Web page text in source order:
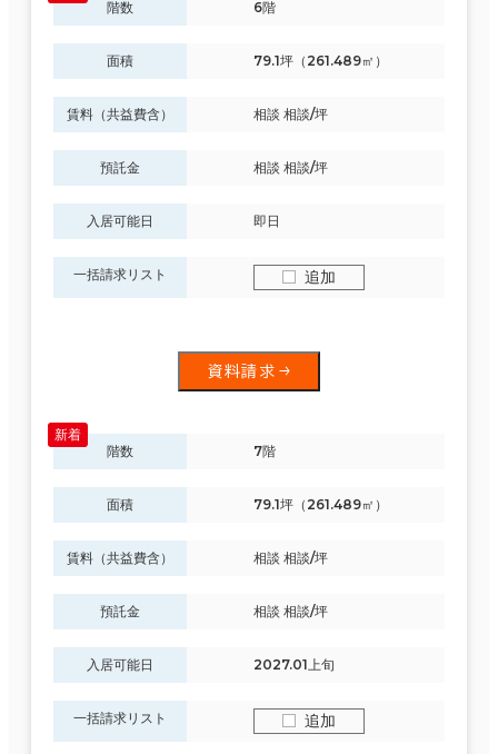
階数 6階
面積 79.1坪（261.489㎡）
賃料（共益費含） 相談 相談/坪
預託金 相談 相談/坪
入居可能日 即日
一括請求リスト 追加
資料請求
階数 7階
面積 79.1坪（261.489㎡）
賃料（共益費含） 相談 相談/坪
預託金 相談 相談/坪
入居可能日 2027.01上旬
一括請求リスト 追加